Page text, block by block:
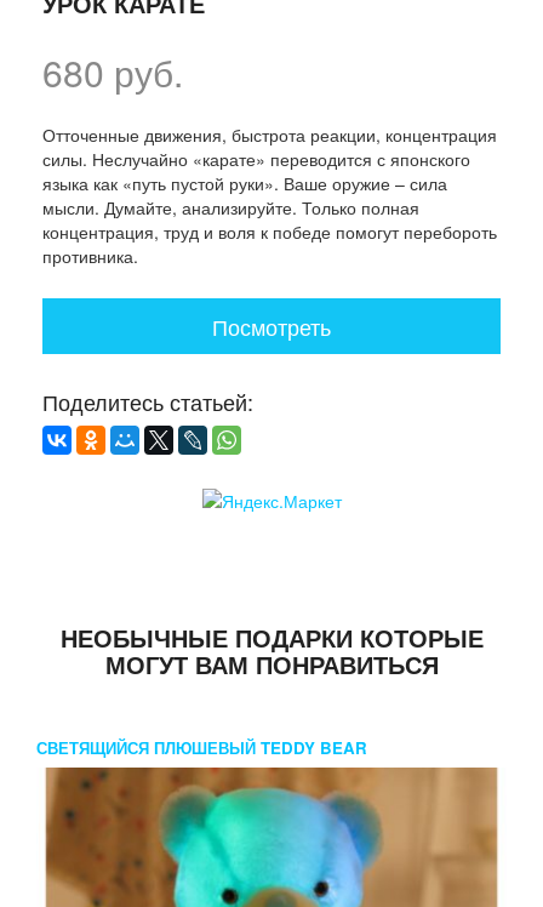
680 руб.
Отточенные движения, быстрота реакции, концентрация
силы. Неслучайно «карате» переводится с японского
языка как «путь пустой руки». Ваше оружие – сила
мысли. Думайте, анализируйте. Только полная
концентрация, труд и воля к победе помогут перебороть
противника.
Посмотреть
Поделитесь статьей:
НЕОБЫЧНЫЕ ПОДАРКИ КОТОРЫЕ
МОГУТ ВАМ ПОНРАВИТЬСЯ
СВЕТЯЩИЙСЯ ПЛЮШЕВЫЙ TEDDY BEAR